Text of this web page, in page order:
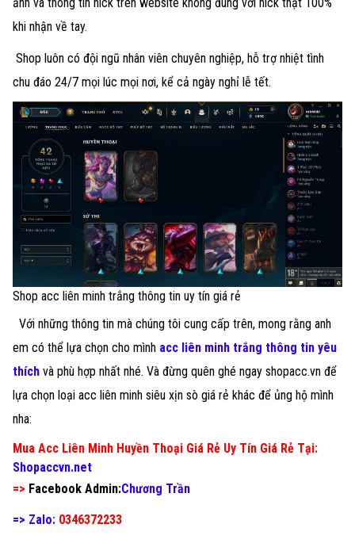
khi nhận về tay.
Shop luôn có đội ngũ nhân viên chuyên nghiệp, hỗ trợ nhiệt tình
chu đáo 24/7 mọi lúc mọi nơi, kể cả ngày nghỉ lễ tết.
Shop acc liên minh trắng thông tin uy tín giá rẻ
Với những thông tin mà chúng tôi cung cấp trên, mong rằng anh
em có thể lựa chọn cho mình acc liên minh trắng thông tin yêu
thích và phù hợp nhất nhé. Và đừng quên ghé ngay shopacc.vn để
lựa chọn loại acc liên minh siêu xịn sò giá rẻ khác để ủng hộ mình
nha:
Mua Acc Liên Minh Huyền Thoại Giá Rẻ Uy Tín Giá Rẻ Tại:
Shopaccvn.net
=> Facebook Admin:Chương Trần
=> Zalo: 0346372233